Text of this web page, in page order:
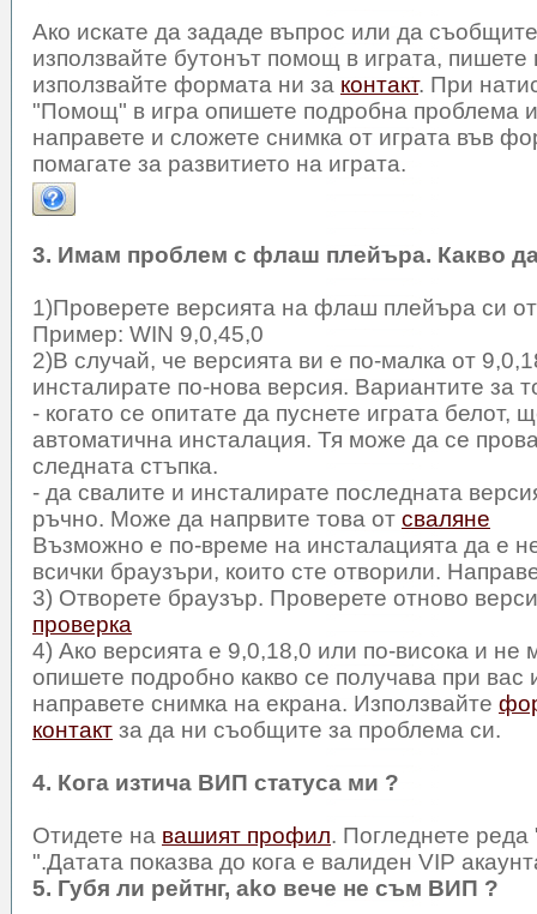
Aко искате да зададе въпрос или да
използвайте бутонът помощ в играта,
използвайте формата ни за контакт. При
"Помощ" в игра опишете подробна проблема
направете и сложете снимка от играта във
помагате за развитието на играта.
3. Имам проблем с флаш плейъра. Какво
1)Проверете версията на флаш плейъра си
Пример: WIN 9,0,45,0
2)В случай, че версията ви е по-малка от
инсталирате по-нова версия. Вариантите за
- когато се опитате да пуснете играта белот,
автоматична инсталация. Тя може да се
следната стъпка.
- да свалите и инсталирате последната
ръчно. Може да напрвите това от сваляне
Възможно е по-време на инсталацията да е
всички браузъри, които сте отворили.
3) Отворете браузър. Проверете отново
проверка
4) Ако версията е 9,0,18,0 или по-висока и не
опишете подробно какво се получава при вас
направете снимка на екрана. Използвайте
контакт за да ни съобщите за проблема си.
4. Кога изтича ВИП статуса ми ?
Отидете на вашият профил. Погледнете реда
".Датата показва до кога е валиден VIP
5. Губя ли рейтнг, аko вече не съм ВИП ?